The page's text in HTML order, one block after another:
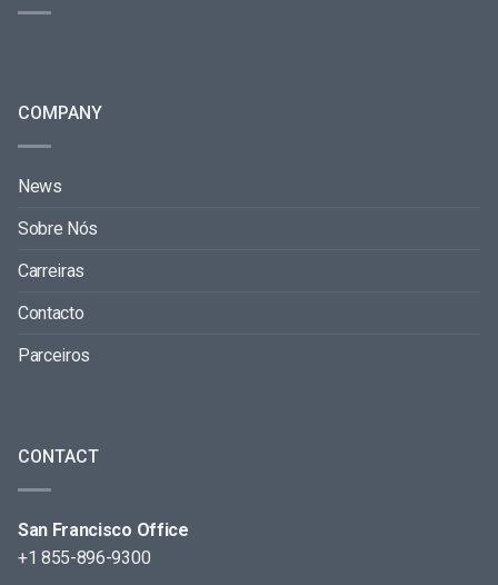
COMPANY
News
Sobre Nós
Carreiras
Contacto
Parceiros
CONTACT
San Francisco Office
+1 855-896-9300